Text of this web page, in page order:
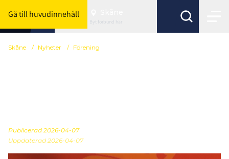
Gå till huvudinnehåll
Byt förbund här
Skåne / Nyheter / Förening
Publicerad 2026-04-07
Uppdaterad 2026-04-07